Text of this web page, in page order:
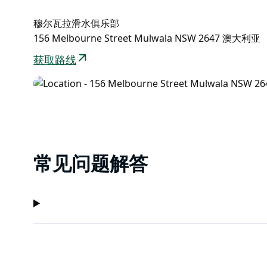
穆尔瓦拉滑水俱乐部
156 Melbourne Street Mulwala NSW 2647 澳大利亚
获取路线
常见问题解答